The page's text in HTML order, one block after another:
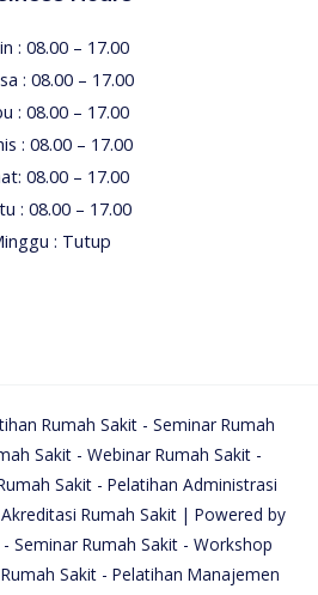
: 08.00 – 17.00
: 08.00 – 17.00
: 08.00 – 17.00
: 08.00 – 17.00
08.00 – 17.00
: 08.00 – 17.00
: Tutup
Rumah Sakit - Seminar Rumah
Sakit - Webinar Rumah Sakit -
Sakit - Pelatihan Administrasi
Rumah Sakit | Powered by
Seminar Rumah Sakit - Workshop
Sakit - Pelatihan Manajemen